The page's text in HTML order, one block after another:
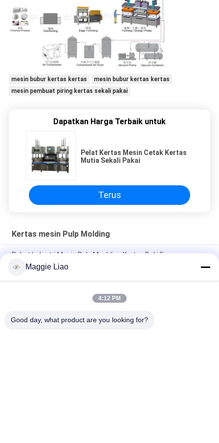
mesin bubur kertas kertas
mesin bubur kertas kertas
mesin pembuat piring kertas sekali pakai
Dapatkan Harga Terbaik untuk
Pelat Kertas Mesin Cetak Kertas
Mutia Sekali Pakai
Terus
Kertas mesin Pulp Molding
Paket Industri Mesin Pulp Moulding Kertas Baki Egg
Reciprocating / 1 Silinder
Pelat Kertas Mesin Cetak Kertas Mutia Sekali Pakai
Pulp Molding Integratif Mini Laboratorium Mesin Pengujian
Maggie Liao
4:12 PM
Good day, what product are you looking for?